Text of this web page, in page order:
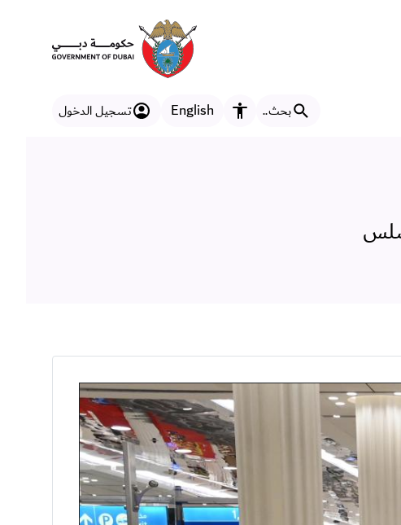
بحث.. مزايا إمكانية الوصول
English تسجيل الدخول